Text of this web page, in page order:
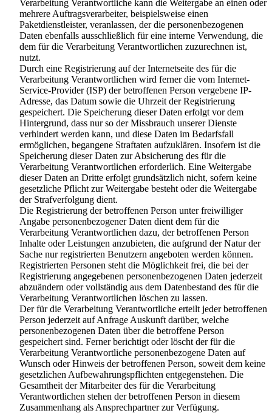
Verarbeitung Verantwortliche kann die Weitergabe an einen oder
mehrere Auftragsverarbeiter, beispielsweise einen
Paketdienstleister, veranlassen, der die personenbezogenen
Daten ebenfalls ausschließlich für eine interne Verwendung, die
dem für die Verarbeitung Verantwortlichen zuzurechnen ist,
nutzt.
Durch eine Registrierung auf der Internetseite des für die
Verarbeitung Verantwortlichen wird ferner die vom Internet-
Service-Provider (ISP) der betroffenen Person vergebene IP-
Adresse, das Datum sowie die Uhrzeit der Registrierung
gespeichert. Die Speicherung dieser Daten erfolgt vor dem
Hintergrund, dass nur so der Missbrauch unserer Dienste
verhindert werden kann, und diese Daten im Bedarfsfall
ermöglichen, begangene Straftaten aufzuklären. Insofern ist die
Speicherung dieser Daten zur Absicherung des für die
Verarbeitung Verantwortlichen erforderlich. Eine Weitergabe
dieser Daten an Dritte erfolgt grundsätzlich nicht, sofern keine
gesetzliche Pflicht zur Weitergabe besteht oder die Weitergabe
der Strafverfolgung dient.
Die Registrierung der betroffenen Person unter freiwilliger
Angabe personenbezogener Daten dient dem für die
Verarbeitung Verantwortlichen dazu, der betroffenen Person
Inhalte oder Leistungen anzubieten, die aufgrund der Natur der
Sache nur registrierten Benutzern angeboten werden können.
Registrierten Personen steht die Möglichkeit frei, die bei der
Registrierung angegebenen personenbezogenen Daten jederzeit
abzuändern oder vollständig aus dem Datenbestand des für die
Verarbeitung Verantwortlichen löschen zu lassen.
Der für die Verarbeitung Verantwortliche erteilt jeder betroffenen
Person jederzeit auf Anfrage Auskunft darüber, welche
personenbezogenen Daten über die betroffene Person
gespeichert sind. Ferner berichtigt oder löscht der für die
Verarbeitung Verantwortliche personenbezogene Daten auf
Wunsch oder Hinweis der betroffenen Person, soweit dem keine
gesetzlichen Aufbewahrungspflichten entgegenstehen. Die
Gesamtheit der Mitarbeiter des für die Verarbeitung
Verantwortlichen stehen der betroffenen Person in diesem
Zusammenhang als Ansprechpartner zur Verfügung.